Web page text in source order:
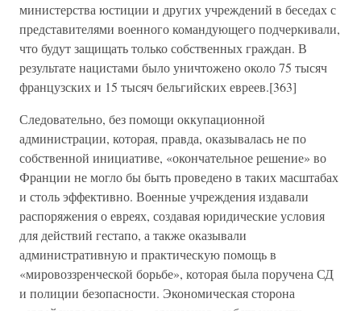
министерства юстиции и других учреждений в беседах с
представителями военного командующего подчеркивали,
что будут защищать только собственных граждан. В
результате нацистами было уничтожено около 75 тысяч
французских и 15 тысяч бельгийских евреев.[363]
Следовательно, без помощи оккупационной
администрации, которая, правда, оказывалась не по
собственной инициативе, «окончательное решение» во
Франции не могло бы быть проведено в таких масштабах
и столь эффективно. Военные учреждения издавали
распоряжения о евреях, создавая юридические условия
для действий гестапо, а также оказывали
административную и практическую помощь в
«мировоззренческой борьбе», которая была поручена СД
и полиции безопасности. Экономическая сторона